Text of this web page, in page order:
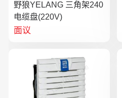
野狼YELANG 三角架240
电缆盘(220V)
面议